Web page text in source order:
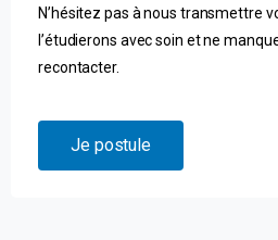
N’hésitez pas à nous transmettre
l’étudierons avec soin et ne
recontacter.
Je postule